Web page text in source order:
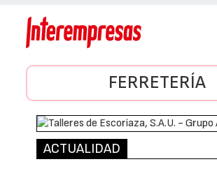
FERRETERÍA
ACTUALIDAD